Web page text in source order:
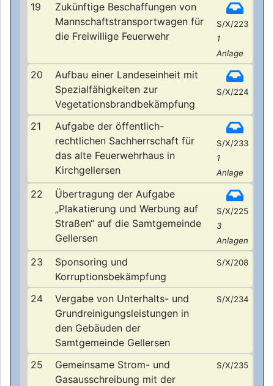
19
Zukünftige Beschaffungen von
Mannschaftstransportwagen für
die Freiwillige Feuerwehr
S/X/223
1
Anlage
20
Aufbau einer Landeseinheit mit
Spezialfähigkeiten zur
Vegetationsbrandbekämpfung
S/X/224
21
Aufgabe der öffentlich-
rechtlichen Sachherrschaft für
das alte Feuerwehrhaus in
Kirchgellersen
S/X/233
1
Anlage
22
Übertragung der Aufgabe
„Plakatierung und Werbung auf
Straßen“ auf die Samtgemeinde
Gellersen
S/X/225
3
Anlagen
23
Sponsoring und
Korruptionsbekämpfung
S/X/208
24
Vergabe von Unterhalts- und
Grundreinigungsleistungen in
den Gebäuden der
Samtgemeinde Gellersen
S/X/234
25
Gemeinsame Strom- und
Gasausschreibung mit der
S/X/235